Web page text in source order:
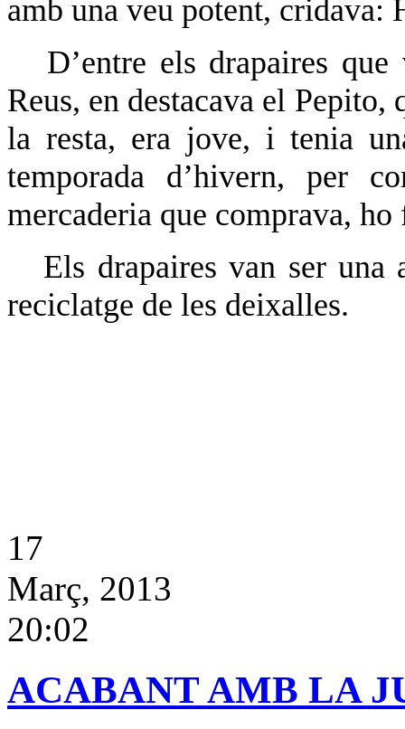
amb una veu potent, cridava:
D’entre els drapaires
Reus, en destacava el Pepito,
la resta, era jove, i tenia
temporada d’hivern, per
mercaderia que comprava, ho
Els drapaires van ser una
reciclatge de les deixalles.
17
Març, 2013
20:02
ACABANT AMB LA